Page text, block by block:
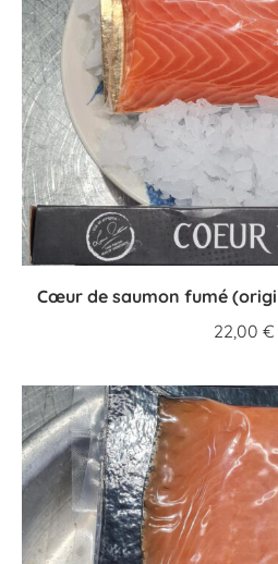
Cœur de saumon fumé
22,00 €